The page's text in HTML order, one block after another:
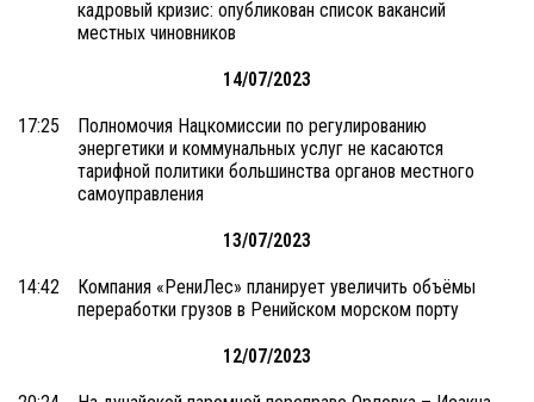
кадровый кризис: опубликован список вакансий
местных чиновников
14/07/2023
17:25
Полномочия Нацкомиссии по регулированию
энергетики и коммунальных услуг не касаются
тарифной политики большинства органов местного
самоуправления
13/07/2023
14:42
Компания «РениЛес» планирует увеличить объёмы
переработки грузов в Ренийском морском порту
12/07/2023